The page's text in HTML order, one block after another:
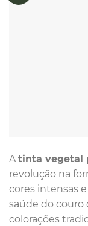
Atinta vegetal
revolução na
cores intensas
saúde do couro
colorações